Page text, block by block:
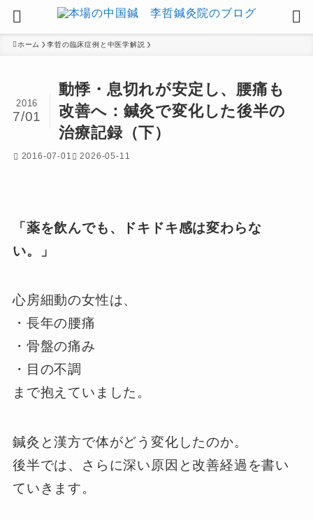
ホーム 李哲の臨床症例と中医学解説
動悸・息切れが安定し、腰痛も
改善へ：鍼灸で変化した後半の
治療記録（下）
2016
7/01
2016-07-01 2026-05-11
「薬を飲んでも、ドキドキ感は変わらな
い。」
心房細動の女性は、
・長年の腰痛
・骨盤の痛み
・目の不調
まで抱えていました。
鍼灸と漢方で体がどう変化したのか。
後半では、さらに深い原因と改善経過を書い
ていきます。